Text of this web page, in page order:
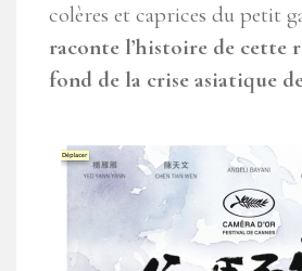
colères et caprices du petit
raconte l’histoire de cette
fond de la crise asiatique